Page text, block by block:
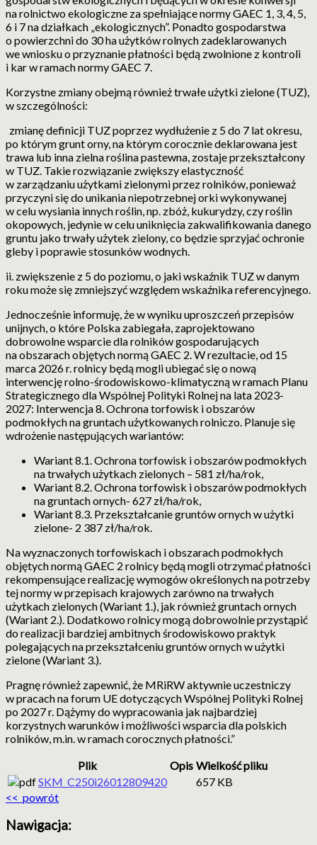
na rolnictwo ekologiczne za spełniające normy GAEC 1, 3, 4, 5,
6 i 7 na działkach „ekologicznych”. Ponadto gospodarstwa
o powierzchni do 30 ha użytków rolnych zadeklarowanych
we wniosku o przyznanie płatności będą zwolnione z kontroli
i kar w ramach normy GAEC 7.
Korzystne zmiany obejmą również trwałe użytki zielone (TUZ),
w szczególności:
zmianę definicji TUZ poprzez wydłużenie z 5 do 7 lat okresu,
po którym grunt orny, na którym corocznie deklarowana jest
trawa lub inna zielna roślina pastewna, zostaje przekształcony
w TUZ. Takie rozwiązanie zwiększy elastyczność
w zarządzaniu użytkami zielonymi przez rolników, ponieważ
przyczyni się do unikania niepotrzebnej orki wykonywanej
w celu wysiania innych roślin, np. zbóż, kukurydzy, czy roślin
okopowych, jedynie w celu uniknięcia zakwalifikowania danego
gruntu jako trwały użytek zielony, co będzie sprzyjać ochronie
gleby i poprawie stosunków wodnych.
ii. zwiększenie z 5 do poziomu, o jaki wskaźnik TUZ w danym
roku może się zmniejszyć względem wskaźnika referencyjnego.
Jednocześnie informuję, że w wyniku uproszczeń przepisów
unijnych, o które Polska zabiegała, zaprojektowano
dobrowolne wsparcie dla rolników gospodarujących
na obszarach objętych normą GAEC 2. W rezultacie, od 15
marca 2026 r. rolnicy będą mogli ubiegać się o nową
interwencję rolno-środowiskowo-klimatyczną w ramach Planu
Strategicznego dla Wspólnej Polityki Rolnej na lata 2023-
2027: Interwencja 8. Ochrona torfowisk i obszarów
podmokłych na gruntach użytkowanych rolniczo. Planuje się
wdrożenie następujących wariantów:
Wariant 8.1. Ochrona torfowisk i obszarów podmokłych
na trwałych użytkach zielonych – 581 zł/ha/rok,
Wariant 8.2. Ochrona torfowisk i obszarów podmokłych
na gruntach ornych- 627 zł/ha/rok,
Wariant 8.3. Przekształcanie gruntów ornych w użytki
zielone- 2 387 zł/ha/rok.
Na wyznaczonych torfowiskach i obszarach podmokłych
objętych normą GAEC 2 rolnicy będą mogli otrzymać płatności
rekompensujące realizację wymogów określonych na potrzeby
tej normy w przepisach krajowych zarówno na trwałych
użytkach zielonych (Wariant 1.), jak również gruntach ornych
(Wariant 2.). Dodatkowo rolnicy mogą dobrowolnie przystąpić
do realizacji bardziej ambitnych środowiskowo praktyk
polegających na przekształceniu gruntów ornych w użytki
zielone (Wariant 3.).
Pragnę również zapewnić, że MRiRW aktywnie uczestniczy
w pracach na forum UE dotyczących Wspólnej Polityki Rolnej
po 2027 r. Dążymy do wypracowania jak najbardziej
korzystnych warunków i możliwości wsparcia dla polskich
rolników, m.in. w ramach corocznych płatności.”
Plik
Opis Wielkość pliku
SKM_C250i26012809420
657 KB
<< powrót
Nawigacja: